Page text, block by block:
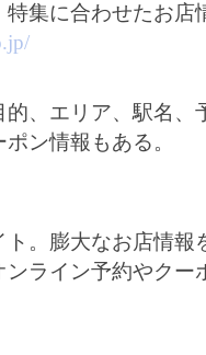
集に合わせたお店
的、エリア、駅名
ン情報もある。
。膨大なお店情
ンライン予約やク